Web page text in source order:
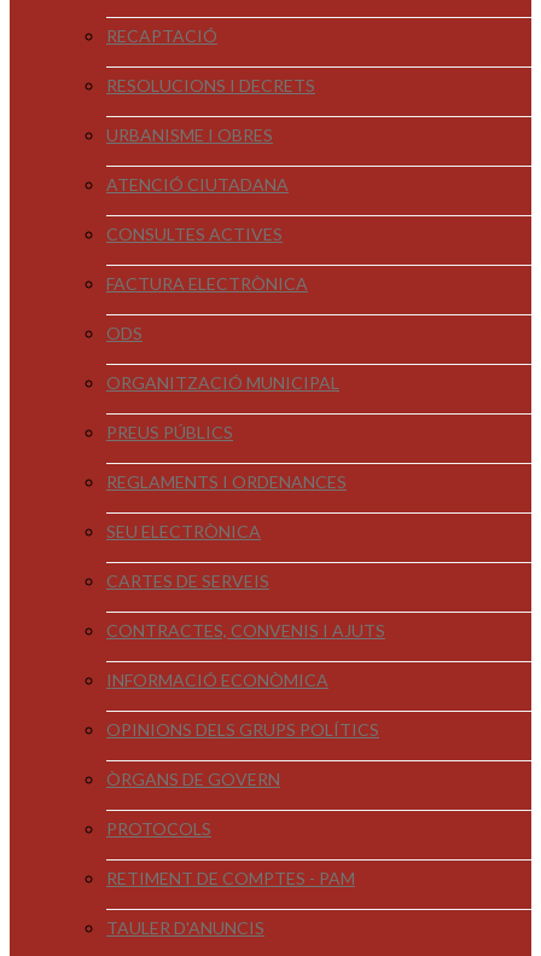
RECAPTACIÓ
RESOLUCIONS I DECRETS
URBANISME I OBRES
ATENCIÓ CIUTADANA
CONSULTES ACTIVES
FACTURA ELECTRÒNICA
ODS
ORGANITZACIÓ MUNICIPAL
PREUS PÚBLICS
REGLAMENTS I ORDENANCES
SEU ELECTRÒNICA
CARTES DE SERVEIS
CONTRACTES, CONVENIS I AJUTS
INFORMACIÓ ECONÒMICA
OPINIONS DELS GRUPS POLÍTICS
ÒRGANS DE GOVERN
PROTOCOLS
RETIMENT DE COMPTES - PAM
TAULER D'ANUNCIS